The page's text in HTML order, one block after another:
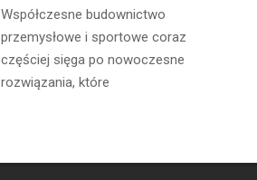
Współczesne budownictwo
przemysłowe i sportowe coraz
częściej sięga po nowoczesne
rozwiązania, które